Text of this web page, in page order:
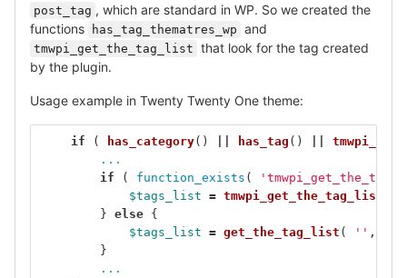
post_tag , which are standard in WP. So we created the
functions
has_tag_thematres_wp and
tmwpi_get_the_tag_list that look for the tag created
by the plugin.
Usage example in Twenty Twenty One theme:
if ( has_category() has_tag ()
...
if
( function_exists (
$tags_list = tmwpi_get_the_tag_list
} else {
$tags_list = get_the_tag_list ( '' ,
}
...